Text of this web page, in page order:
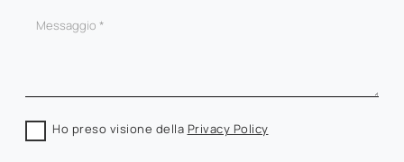
Ho preso visione della Privacy Policy